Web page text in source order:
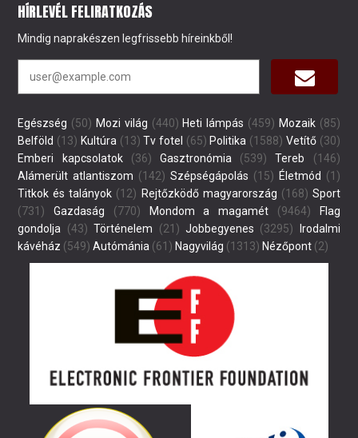
HÍRLEVÉL FELIRATKOZÁS
Mindig naprakészen legfrissebb híreinkből!
Egészség (50) Mozi világ (440) Heti lámpás (459) Mozaik(85)
Belföld (13) Kultúra (13) Tv fotel (65) Politika (1588) Vetítő(30)
Emberi kapcsolatok(36) Gasztronómia (539) Tereb (146)
Alámerült atlantiszom (142) Szépségápolás (15) Életmód (1)
Titkok és talányok (12) Rejtőzködő magyarország (168) Sport
(731)
Gazdaság (770) Mondom a magamét (9464)
Flag
gondolja (43) Történelem (21) Jobbegyenes (3295)
Irodalmi
kávéház (549) Autómánia (61) Nagyvilág (1313) Nézőpont (2)